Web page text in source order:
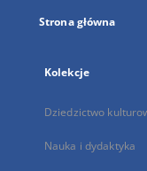
Strona główna
Kolekcje
Dziedzictwo
Nauka i dydaktyka